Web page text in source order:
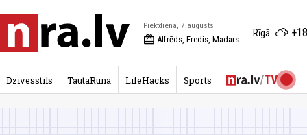
Piektdiena, 7.augusts
redeem Alfrēds, Fredis, Madars
Rīgā
Dzīvesstils TautaRunā LifeHacks Sports